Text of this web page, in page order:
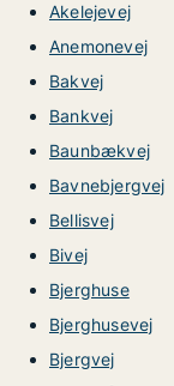
Akelejevej
Anemonevej
Bakvej
Bankvej
Baunbækvej
Bavnebjergvej
Bellisvej
Bivej
Bjerghuse
Bjerghusevej
Bjergvej